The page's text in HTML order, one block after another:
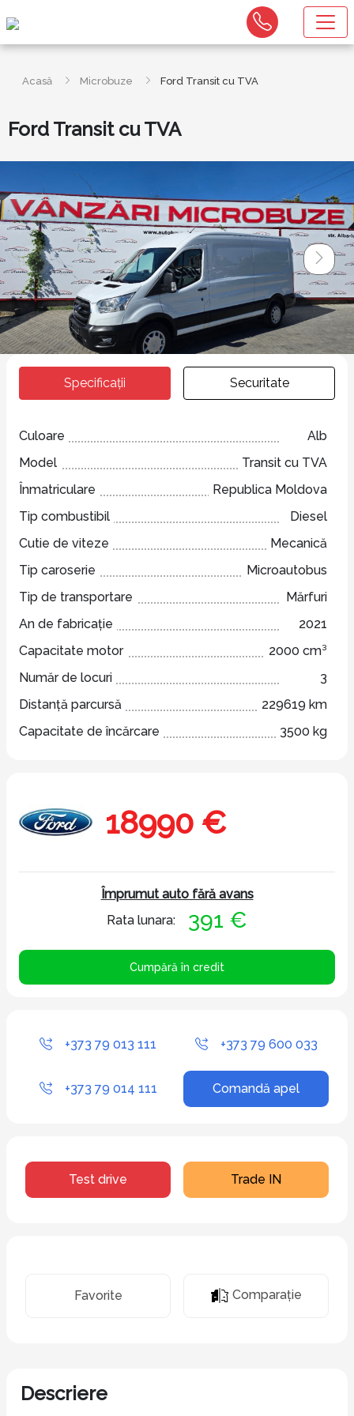
Acasă Microbuze Ford Transit cu TVA
Ford Transit cu TVA
Specificații Securitate
Culoare
Alb
Model
Transit cu TVA
Înmatriculare
Republica Moldova
Tip combustibil
Diesel
Cutie de viteze
Mecanică
Tip caroserie
Microautobus
Tip de transportare
Mărfuri
An de fabricație
2021
Capacitate motor
2000 cm³
Număr de locuri
3
Distanță parcursă
229619 km
Capacitate de încărcare
3500 kg
18990 €
Împrumut auto fără avans
Rata lunara:
391 €
Cumpără în credit
+373 79 013 111 +373 79 600 033
+373 79 014 111 Comandă apel
Test drive Trade IN
Favorite Comparaţie
Descriere